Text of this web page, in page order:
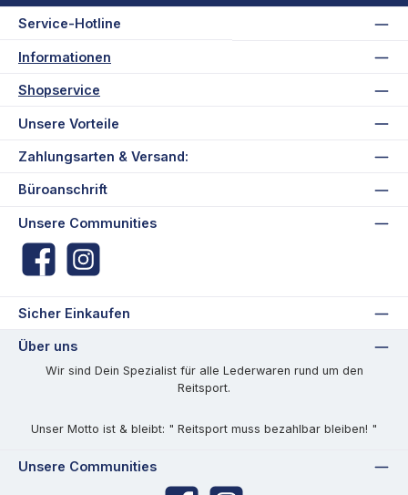
Service-Hotline
Informationen
Shopservice
Unsere Vorteile
Unsere Communities
FacebookInstagram
Zahlungsarten & Versand:
Büroanschrift
Sicher Einkaufen
Über uns
Wir sind Dein Spezialist für alle Lederwaren rund um den
Reitsport.
Unser Motto ist & bleibt: " Reitsport muss bezahlbar bleiben! "
Unsere Communities